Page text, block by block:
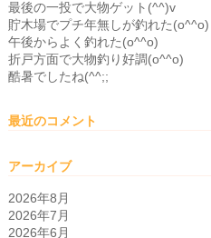
最後の一投で大物ゲット(^^)v
貯木場でプチ年無しが釣れた(o^^o)
午後からよく釣れた(o^^o)
折戸方面で大物釣り好調(o^^o)
酷暑でしたね(^^;;
最近のコメント
アーカイブ
2026年8月
2026年7月
2026年6月